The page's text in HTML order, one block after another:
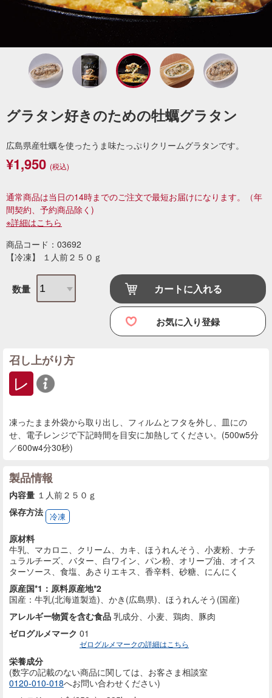
グラタン好きのための牡蠣グラタン
広島県産牡蠣を使ったうま味たっぷりクリームグラタンです。
¥1,950 (税込)
通常商品は当日の14時までのご注文で最短お届けになります。
（年
間契約、予約商品除く)
※詳細はこちら
商品コード：03692
【冷凍】 １人前２５０ｇ
数量 カートに入れる
お気に入り登録
召し上がり方
レ
凍ったまま外袋から取り出し、フィルムとフタを外し、皿にの
せ、電子レンジで下記時間を目安に加熱してください。(500w5分
／600w4分30秒)
製品情報
内容量 １人前２５０ｇ
保存方法 冷凍
原材料
牛乳、マカロニ、クリーム、カキ、ほうれんそう、小麦粉、ナチ
ュラルチーズ、バター、白ワイン、パン粉、オリーブ油、オイス
ターソース、食塩、あさりエキス、香辛料、砂糖、にんにく
原産国*1：原料原産地*2
国産：牛乳(北海道製造)、かき(広島県)、ほうれんそう(国産)
アレルギー物質を含む食品 乳成分、小麦、鶏肉、豚肉
ゼログルメマーク 01
ゼログルメマークの詳細はこちら
栄養成分
(数字の記載のない商品に関しては、お客さま相談室
0120-010-018へお問い合わせください)